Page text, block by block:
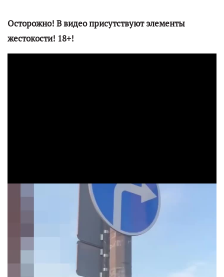
Осторожно! В видео присутствуют элементы
жестокости! 18+!